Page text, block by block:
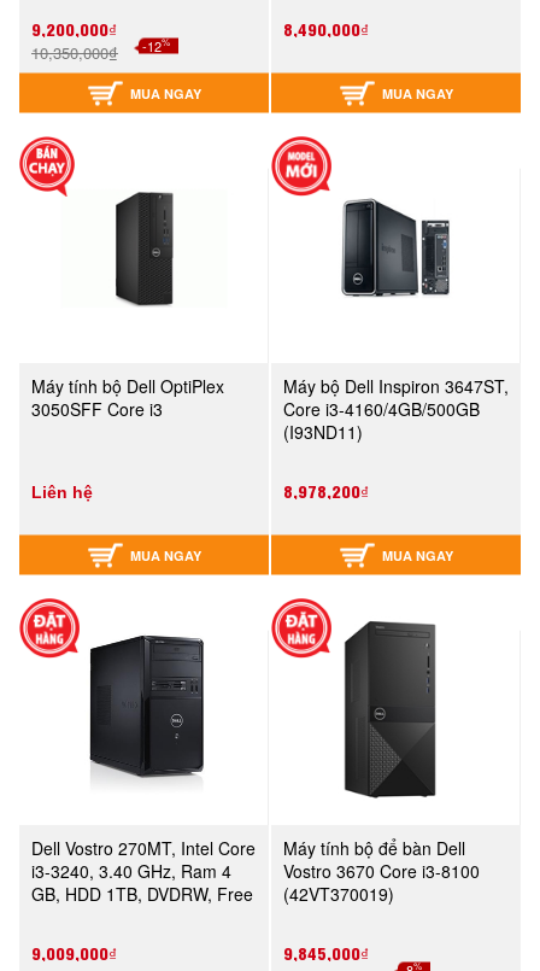
9,200,000₫
10,350,000₫ -12%
MUA NGAY
8,490,000₫
MUA NGAY
Máy tính bộ Dell OptiPlex
3050SFF Core i3
Liên hệ
MUA NGAY
Máy bộ Dell Inspiron 3647ST,
Core i3-4160/4GB/500GB
(I93ND11)
8,978,200₫
MUA NGAY
Dell Vostro 270MT, Intel Core
i3-3240, 3.40 GHz, Ram 4
GB, HDD 1TB, DVDRW, Free
9,009,000₫
Máy tính bộ để bàn Dell
Vostro 3670 Core i3-8100
(42VT370019)
9,845,000₫
%